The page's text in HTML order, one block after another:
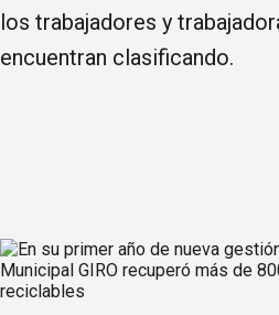
los trabajadores y
encuentran clasificando.